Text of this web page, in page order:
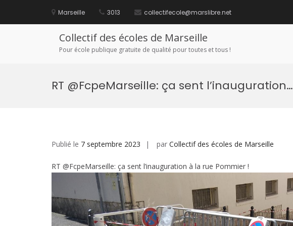
contenu
Marseille 3013 collectifecole@marslibre.net
Collectif des écoles de Marseille
Pour école publique gratuite de qualité pour toutes et tous !
RT @FcpeMarseille: ça sent l’inauguration…
Publié le 7 septembre 2023 par Collectif des écoles de Marseille
RT @FcpeMarseille: ça sent l’inauguration à la rue Pommier !